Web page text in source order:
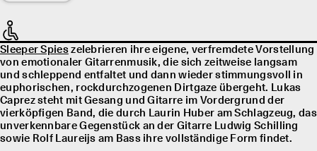
Sleeper Spieszelebrieren ihre eigene, verfremdete Vorstellung
von emotionaler Gitarrenmusik, die sich zeitweise langsam
und schleppend entfaltet und dann wieder stimmungsvoll in
euphorischen, rockdurchzogenen Dirtgaze übergeht. Lukas
Caprez steht mit Gesang und Gitarre im Vordergrund der
vierköpfigen Band, die durch Laurin Huber am Schlagzeug, das
unverkennbare Gegenstück an der Gitarre Ludwig Schilling
sowie Rolf Laureĳs am Bass ihre vollständige Form findet.